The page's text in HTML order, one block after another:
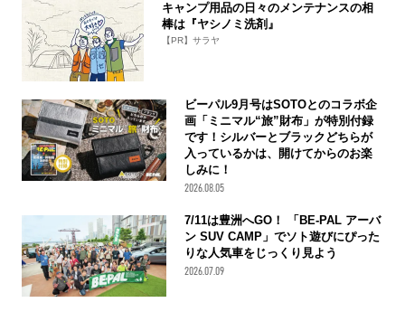
キャンプ用品の日々のメンテナンスの相
棒は『ヤシノミ洗剤』
【PR】サラヤ
ビーパル9月号はSOTOとのコラボ企
画「ミニマル“旅”財布」が特別付録
です！シルバーとブラックどちらが
入っているかは、開けてからのお楽
しみに！
2026.08.05
7/11は豊洲へGO！ 「BE-PAL アーバ
ン SUV CAMP」でソト遊びにぴった
りな人気車をじっくり見よう
2026.07.09